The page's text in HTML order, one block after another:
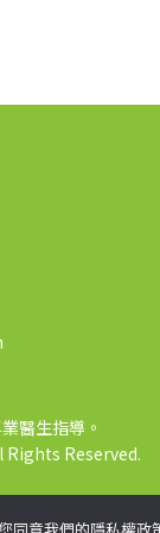
醫生指導。
Rights Reserved.